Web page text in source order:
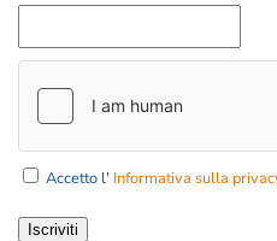
Accetto l' Informativa sulla
Iscriviti